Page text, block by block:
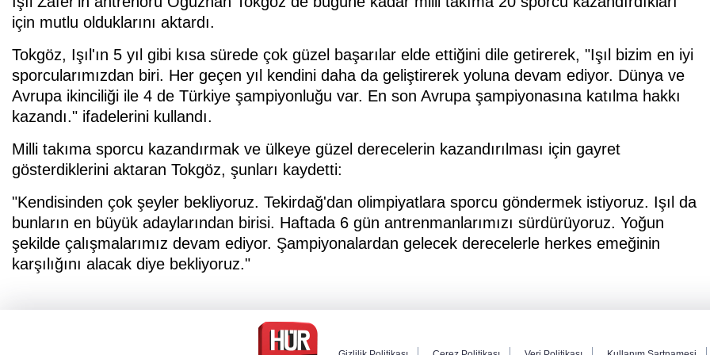
için mutlu olduklarını aktardı.
Tokgöz, Işıl'ın 5 yıl gibi kısa sürede çok güzel başarılar elde ettiğini dile getirerek, "Işıl bizim en iyi
sporcularımızdan biri. Her geçen yıl kendini daha da geliştirerek yoluna devam ediyor. Dünya ve
Avrupa ikinciliği ile 4 de Türkiye şampiyonluğu var. En son Avrupa şampiyonasına katılma hakkı
kazandı." ifadelerini kullandı.
Milli takıma sporcu kazandırmak ve ülkeye güzel derecelerin kazandırılması için gayret
gösterdiklerini aktaran Tokgöz, şunları kaydetti:
"Kendisinden çok şeyler bekliyoruz. Tekirdağ'dan olimpiyatlara sporcu göndermek istiyoruz. Işıl da
bunların en büyük adaylarından birisi. Haftada 6 gün antrenmanlarımızı sürdürüyoruz. Yoğun
şekilde çalışmalarımız devam ediyor. Şampiyonalardan gelecek derecelerle herkes emeğinin
karşılığını alacak diye bekliyoruz."